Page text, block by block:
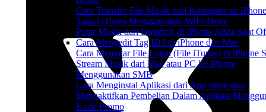
Cara Transfer File Musik dari Komputer ke iPhone
Tanpa iTunes Menggunakan WiFi-Drive
Putar Musik dari Dropbox di iPhone Anda Saat
Cara Mengedit Tag ID3 di iPhone dan Mac
Cara Memutar File Lokal (File iTunes) di iPhone
Stream Musik dari Mac atau PC ke iPhone
Menggunakan SMB
Cara Menginstal Aplikasi dari App Store atau
Mengaktifkan Pembelian Dalam Aplikasi
Kode Promo